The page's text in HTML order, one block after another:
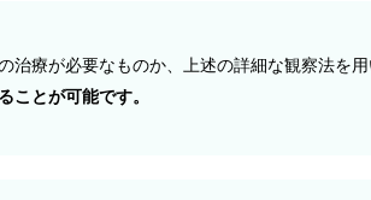
治療が必要なものか、上述の詳細な観察法を用
ことが可能です。